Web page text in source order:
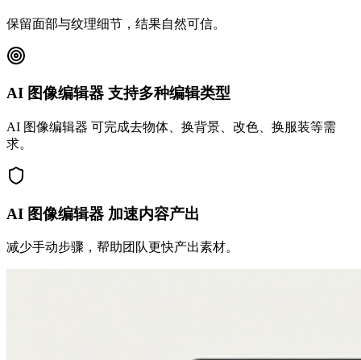
保留面部与纹理细节，结果自然可信。
AI 图像编辑器 支持多种编辑类型
AI 图像编辑器 可完成去物体、换背景、改色、换服装等需
求。
AI 图像编辑器 加速内容产出
减少手动步骤，帮助团队更快产出素材。